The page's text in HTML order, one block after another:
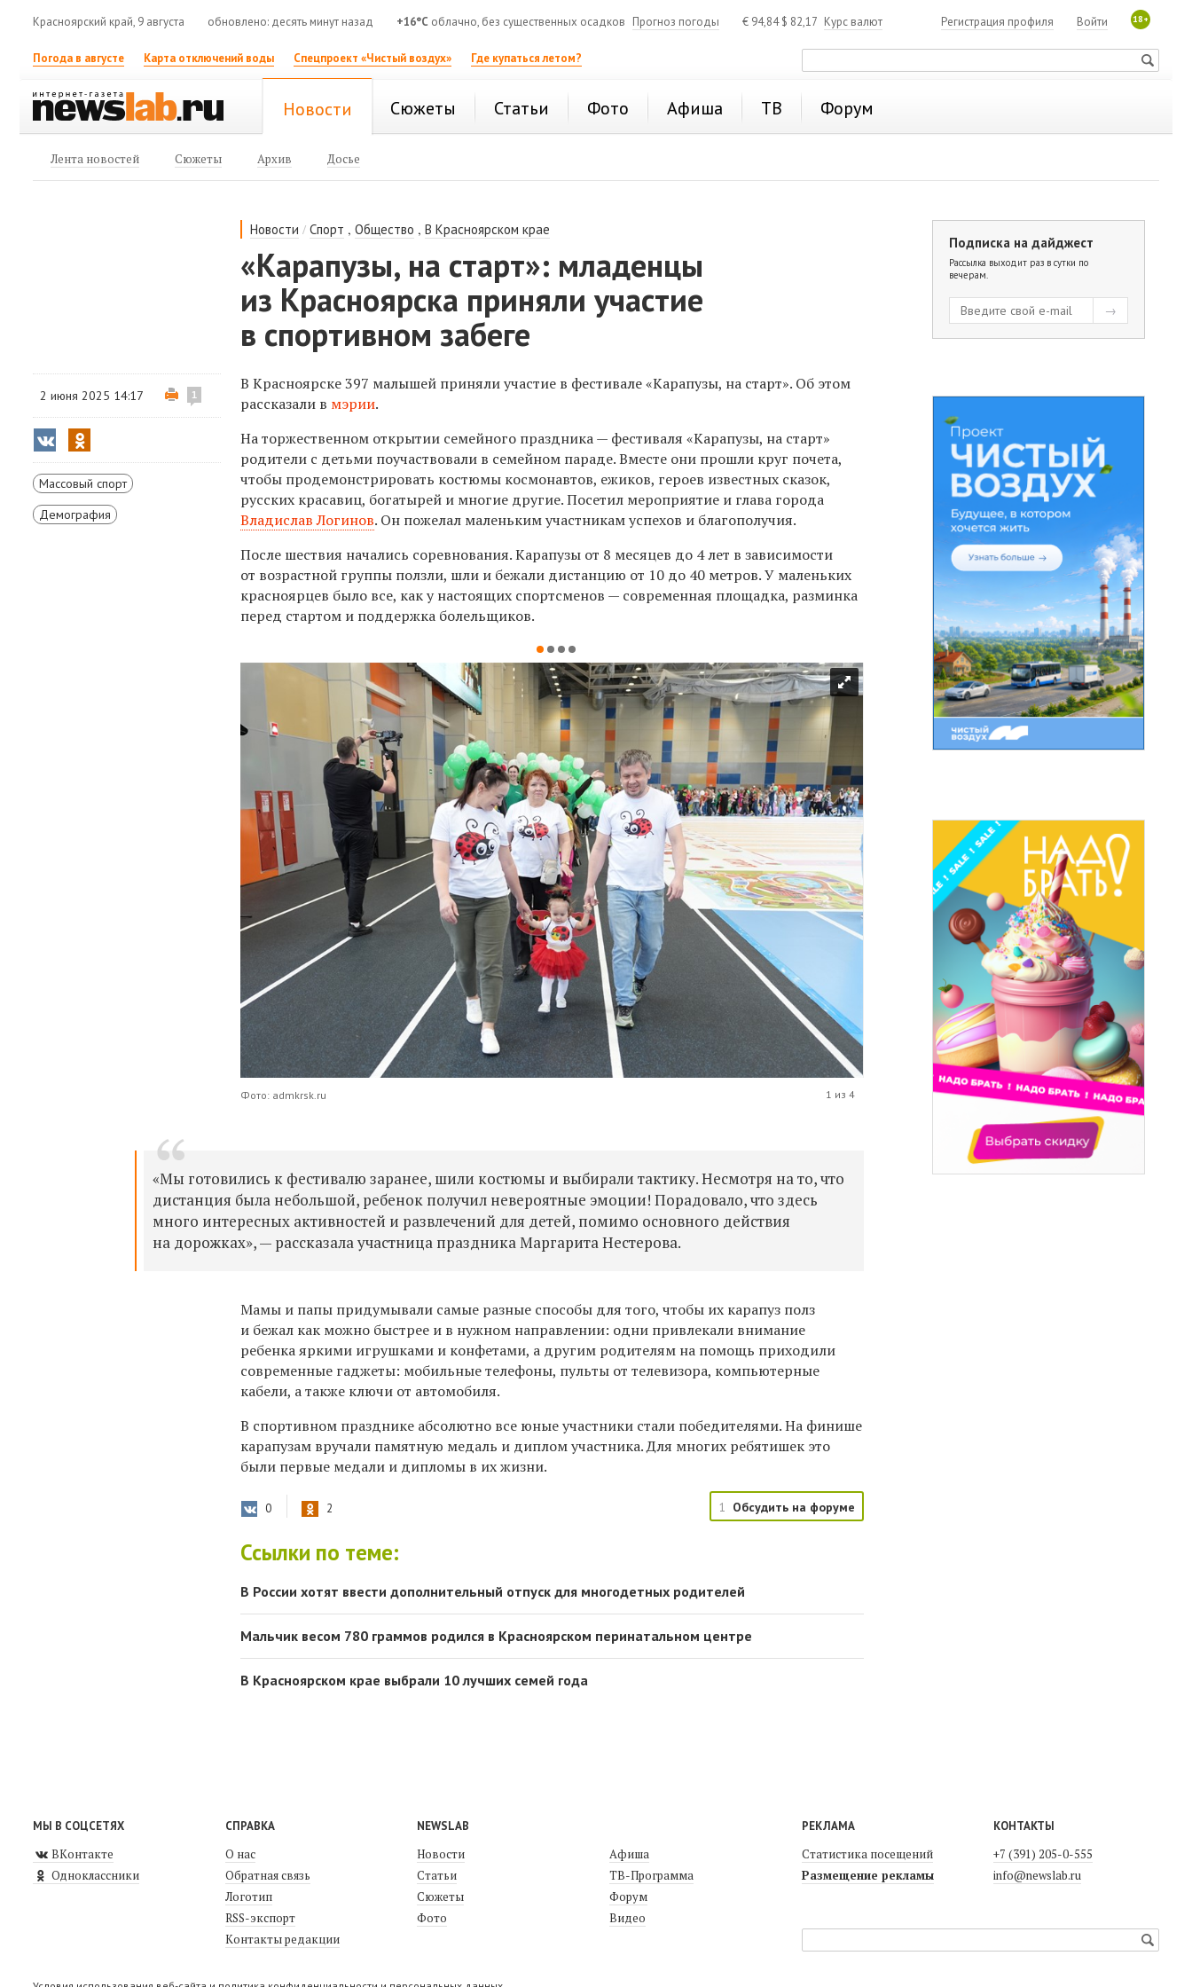
Красноярский край, 9 августа обновлено: десять минут назад +16°C облачно, без существенных осадков Прогноз погоды € 94,84$ 82,17 Курс валют 18+
Войти
Регистрация профиля
Погода в августе Карта отключений воды Спецпроект «Чистый воздух» Где купаться летом?
Новости Сюжеты Статьи Фото Афиша ТВ Форум
Лента новостей Сюжеты Архив Досье
Новости /Спорт ,Общество ,В Красноярском крае
«Карапузы, на старт»: младенцы
из Красноярска приняли участие
в спортивном забеге
2 июня 2025 14:17 1
Массовый спорт
Демография
В Красноярске 397 малышей приняли участие в фестивале «Карапузы, на старт». Об этом
рассказали в мэрии.
На торжественном открытии семейного праздника — фестиваля «Карапузы, на старт»
родители с детьми поучаствовали в семейном параде. Вместе они прошли круг почета,
чтобы продемонстрировать костюмы космонавтов, ежиков, героев известных сказок,
русских красавиц, богатырей и многие другие. Посетил мероприятие и глава города
Владислав Логинов. Он пожелал маленьким участникам успехов и благополучия.
После шествия начались соревнования. Карапузы от 8 месяцев до 4 лет в зависимости
от возрастной группы ползли, шли и бежали дистанцию от 10 до 40 метров. У маленьких
красноярцев было все, как у настоящих спортсменов — современная площадка, разминка
перед стартом и поддержка болельщиков.
Фото: admkrsk.ru 1 из 4
«Мы готовились к фестивалю заранее, шили костюмы и выбирали тактику. Несмотря на то, что
дистанция была небольшой, ребенок получил невероятные эмоции! Порадовало, что здесь
много интересных активностей и развлечений для детей, помимо основного действия
на дорожках», — рассказала участница праздника Маргарита Нестерова.
Мамы и папы придумывали самые разные способы для того, чтобы их карапуз полз
и бежал как можно быстрее и в нужном направлении: одни привлекали внимание
ребенка яркими игрушками и конфетами, а другим родителям на помощь приходили
современные гаджеты: мобильные телефоны, пульты от телевизора, компьютерные
кабели, а также ключи от автомобиля.
В спортивном празднике абсолютно все юные участники стали победителями. На финише
карапузам вручали памятную медаль и диплом участника. Для многих ребятишек это
были первые медали и дипломы в их жизни.​
0 2 1 Обсудить на форуме
Ссылки по теме:
В России хотят ввести дополнительный отпуск для многодетных родителей
Мальчик весом 780 граммов родился в Красноярском перинатальном центре
В Красноярском крае выбрали 10 лучших семей года
Подписка на дайджест
Рассылка выходит раз в сутки по
вечерам.
МЫ В СОЦСЕТЯХ
ВКонтакте
Одноклассники
СПРАВКА
О нас
Обратная связь
Логотип
RSS-экспорт
Контакты редакции
NEWSLAB
Новости
Статьи
Сюжеты
Фото
Афиша
ТВ-Программа
Форум
Видео
РЕКЛАМА
Статистика посещений
Размещение рекламы
КОНТАКТЫ
+7 (391) 205-0-555
info@newslab.ru